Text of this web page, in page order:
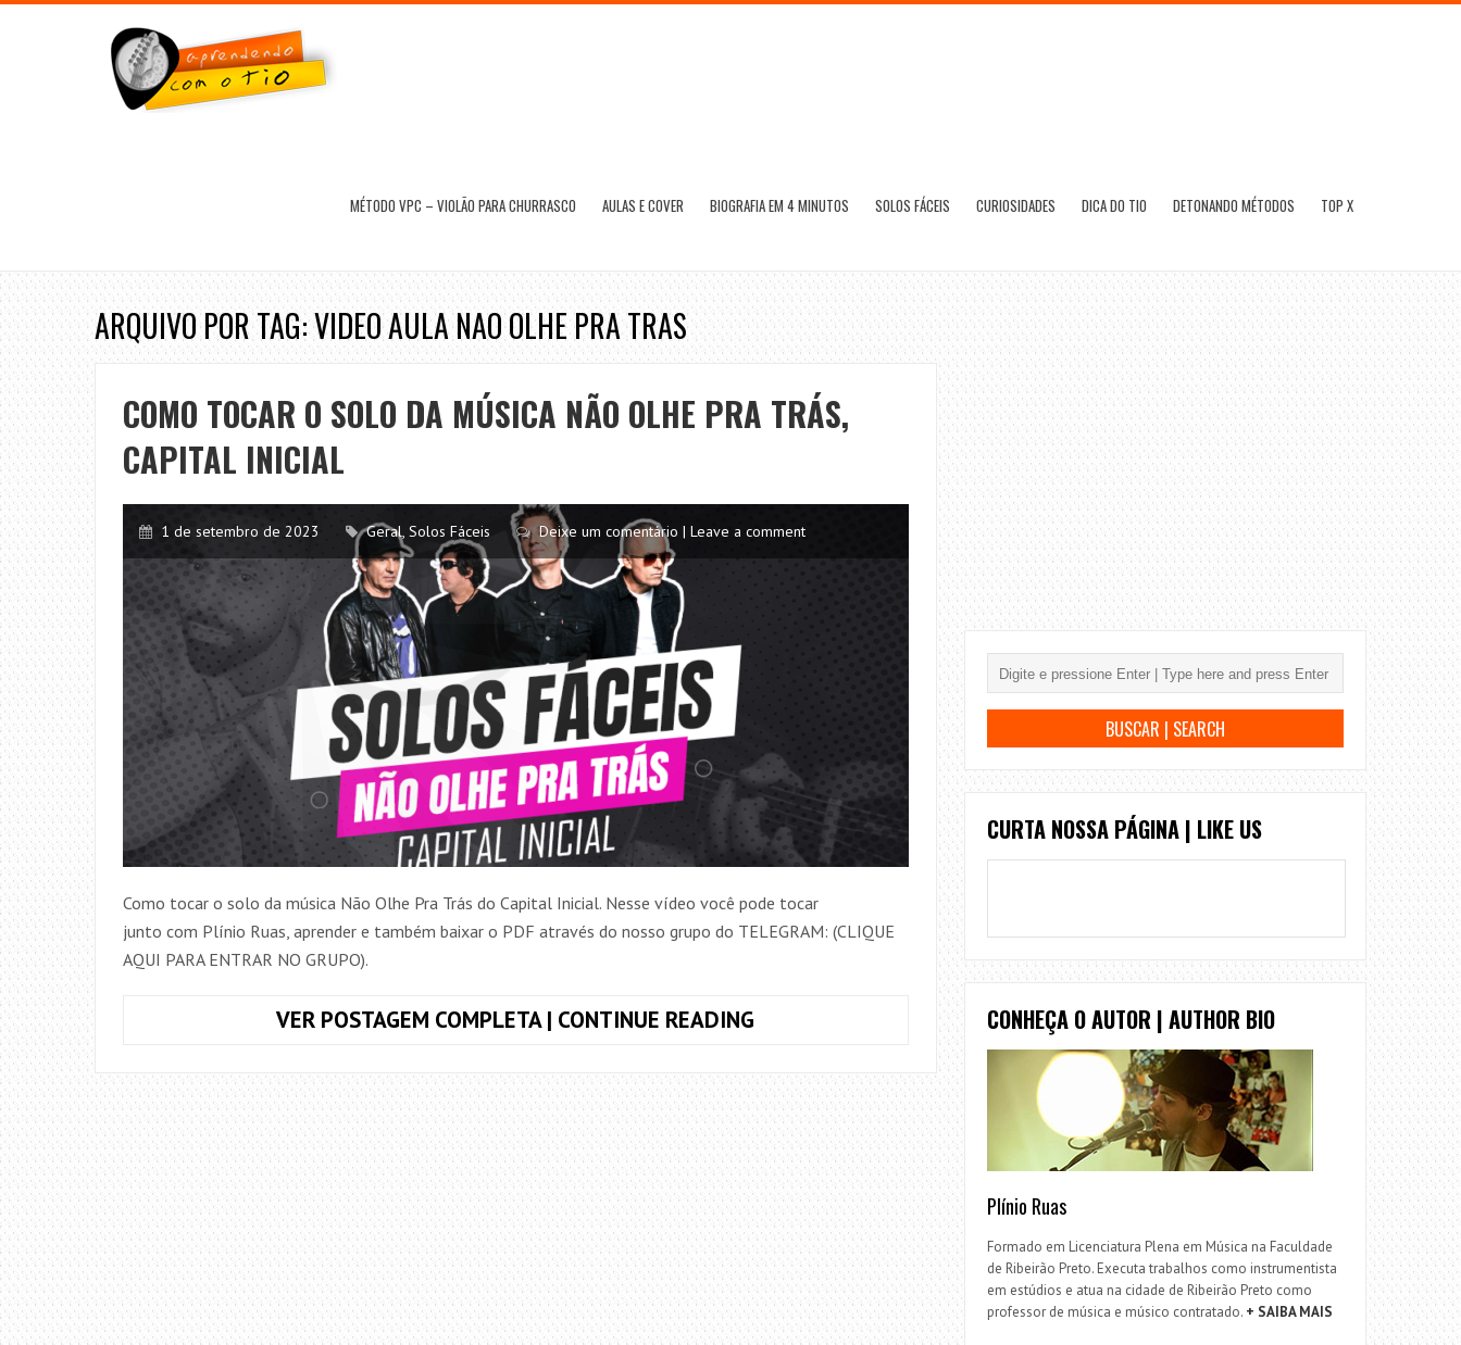
MÉTODO VPC – VIOLÃO PARA CHURRASCO AULAS E COVER BIOGRAFIA EM 4 MINUTOS SOLOS FÁCEIS CURIOSIDADES DICA DO TIO DETONANDO MÉTODOS TOP X
ARQUIVO POR TAG: VIDEO AULA NAO OLHE PRA TRAS
COMO TOCAR O SOLO DA MÚSICA NÃO OLHE PRA TRÁS,
CAPITAL INICIAL
1 de setembro de 2023 Geral, Solos Fáceis Deixe um comentário | Leave a comment
Como tocar o solo da música Não Olhe Pra Trás do Capital Inicial. Nesse vídeo você pode tocar
junto com Plínio Ruas, aprender e também baixar o PDF através do nosso grupo do TELEGRAM: (CLIQUE
AQUI PARA ENTRAR NO GRUPO).
VER POSTAGEM COMPLETA | CONTINUE READING
O
SOLO
DA
MÚSICA
NÃO
OLHE
PRA
TRÁS,
CAPITAL
INICIAL
CURTA NOSSA PÁGINA | LIKE US
CONHEÇA O AUTOR | AUTHOR BIO
Plínio Ruas
Formado em Licenciatura Plena em Música na Faculdade
de Ribeirão Preto. Executa trabalhos como instrumentista
em estúdios e atua na cidade de Ribeirão Preto como
professor de música e músico contratado. + SAIBA MAIS